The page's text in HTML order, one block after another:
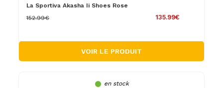
La Sportiva Akasha Ii Shoes Rose
135.99€
152.99€
VOIR LE PRODUIT
en stock